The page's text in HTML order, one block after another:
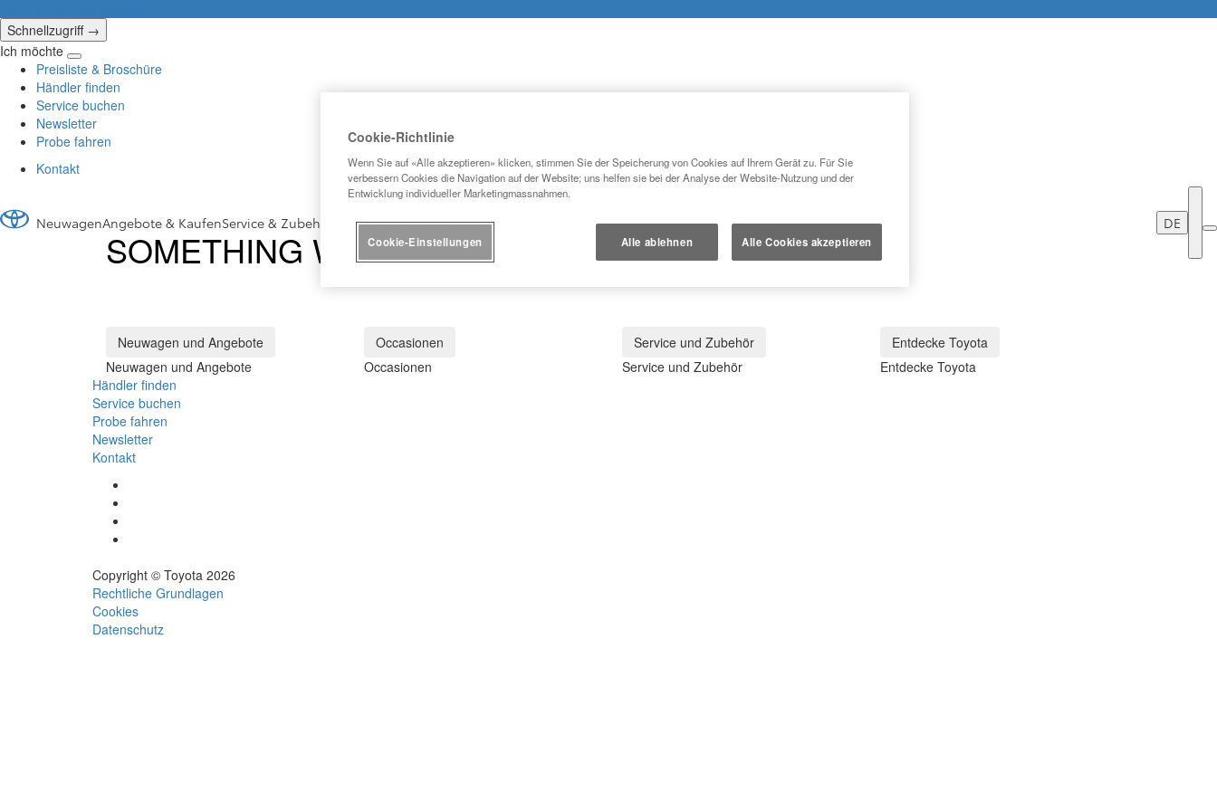
Schnellzugriff →
Ich möchte
Klicken
um
das
Reach-
Out-
zu
Preisliste & Broschüre
Händler finden
Service buchen
Newsletter
Probe fahren
Kontakt
NeuwagenAngebote & KaufenService & Zubehör OccasionenElektromobilität GeschäftskundenToyota entdecken DE
SOMETHING WENT WRONG
Neuwagen und Angebote
Neuwagen und Angebote
Occasionen
Occasionen
Service und Zubehör
Service und Zubehör
Entdecke Toyota
Entdecke Toyota
Händler finden
Service buchen
Probe fahren
Newsletter
Kontakt
geöffnet)
Fenster
geöffnet)
neuem
Fenster
geöffnet)
Copyright © Toyota 2026
Rechtliche Grundlagen
Cookies
Datenschutz
Cookie-Richtlinie
Wenn Sie auf «Alle akzeptieren» klicken, stimmen Sie der Speicherung von Cookies auf Ihrem Gerät zu. Für Sie
verbessern Cookies die Navigation auf der Website; uns helfen sie bei der Analyse der Website-Nutzung und der
Entwicklung individueller Marketingmassnahmen.
Alle ablehnen Alle Cookies akzeptieren
Cookie-Einstellungen